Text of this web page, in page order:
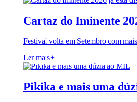
Cartaz do Iminente
Festival volta em Setembro com
Ler mais+
Pikika e mais uma